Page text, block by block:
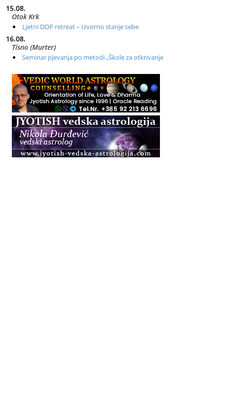
15.08.
Otok Krk
Ljetni DOP retreat – Izvorno stanje sebe
16.08.
Tisno (Murter)
Seminar pjevanja po metodi „Škole za otkrivanje
glasa“
20.08.
Online
Radionica: Pomagači iz drugih dimenzija Online –
otvoreno za sve
21.08.
Zagreb+Online
Osnovni ThetaHealing® tečaj, Zagreb i Online
22.08.
Pula